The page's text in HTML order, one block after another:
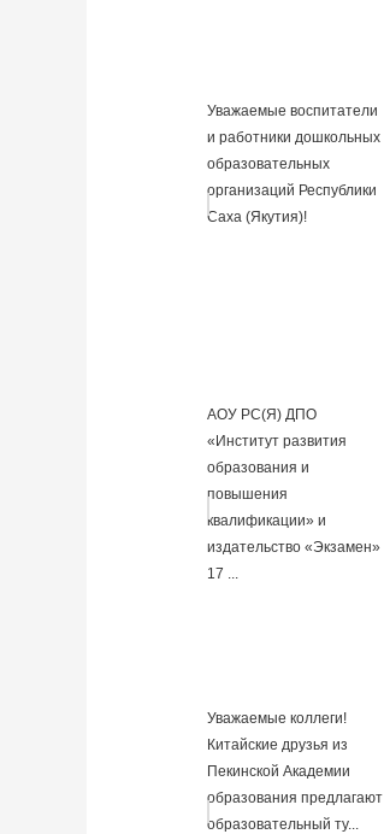
Уважаемые воспитатели
и работники дошкольных
образовательных
организаций Республики
Саха (Якутия)!
АОУ РС(Я) ДПО
«Институт развития
образования и
повышения
квалификации» и
издательство «Экзамен»
17 ...
Уважаемые коллеги!
Китайские друзья из
Пекинской Академии
образования предлагают
образовательный ту...